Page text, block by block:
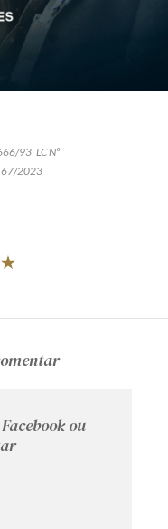
93 LC Nº
2023
ou